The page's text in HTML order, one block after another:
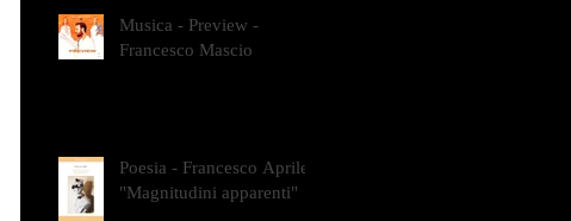
Musica - Preview -
Francesco Mascio
Poesia - Francesco Aprile -
"Magnitudini apparenti"